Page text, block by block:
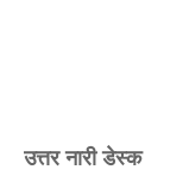
उत्तर नारी डेस्क